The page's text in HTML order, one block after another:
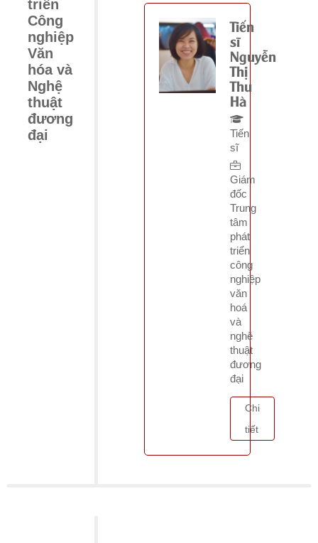
triển
Công
nghiệp
Văn
hóa và
Nghệ
thuật
đương
đại
Tiến
sĩ
Nguyễn
Thị
Thu
Hà
Tiến
sĩ
Giám
đốc
Trung
tâm
phát
triển
công
nghiệp
văn
hoá
và
nghệ
thuật
đương
đại
Chi
tiết